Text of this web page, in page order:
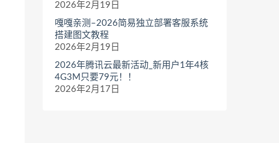
2026年2月19日
嘎嘎亲测–2026简易独立部署客服系统
搭建图文教程
2026年2月19日
2026年腾讯云最新活动_新用户1年4核
4G3M只要79元！！
2026年2月17日